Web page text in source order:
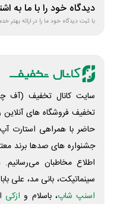
دیدگاه خود را با ما به
با ثبت دیدگاه خود ما را در ارائه بهتر
سایت کانال تخفیف (آف
تخفیف فروشگاه های
حاضر با همراهی استارت
جشنواره های صدها برند
اطلاع مخاطبان می‌رسانیم.
سینماتیکت، بانی مد، علی‌
اسنپ شاپ، باسلام و ازکی